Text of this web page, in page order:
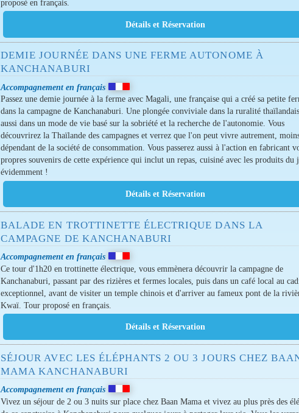
proposé en français.
DEMIE JOURNÉE DANS UNE FERME AUTONOME À
KANCHANABURI
Accompagnement en français
Passez une demie journée à la ferme avec Magali, une française qui a créé sa petite
dans la campagne de Kanchanaburi. Une plongée conviviale dans la ruralité
aussi dans un mode de vie basé sur la sobriété et la recherche de l'autonomie. Vous
découvrirez la Thaïlande des campagnes et verrez que l'on peut vivre autrement,
dépendant de la société de consommation. Vous passerez aussi à l'action en fabricant
propres souvenirs de cette expérience qui inclut un repas, cuisiné avec les produits du
évidemment !
BALADE EN TROTTINETTE ÉLECTRIQUE DANS LA
CAMPAGNE DE KANCHANABURI
Accompagnement en français
Ce tour d'1h20 en trottinette électrique, vous emmènera découvrir la campagne de
Kanchanaburi, passant par des rizières et fermes locales, puis dans un café local au
exceptionnel, avant de visiter un temple chinois et d'arriver au fameux pont de la
Kwaï. Tour proposé en français.
SÉJOUR AVEC LES ÉLÉPHANTS 2 OU 3 JOURS CHEZ
MAMA KANCHANABURI
Accompagnement en français
Vivez un séjour de 2 ou 3 nuits sur place chez Baan Mama et vivez au plus près des